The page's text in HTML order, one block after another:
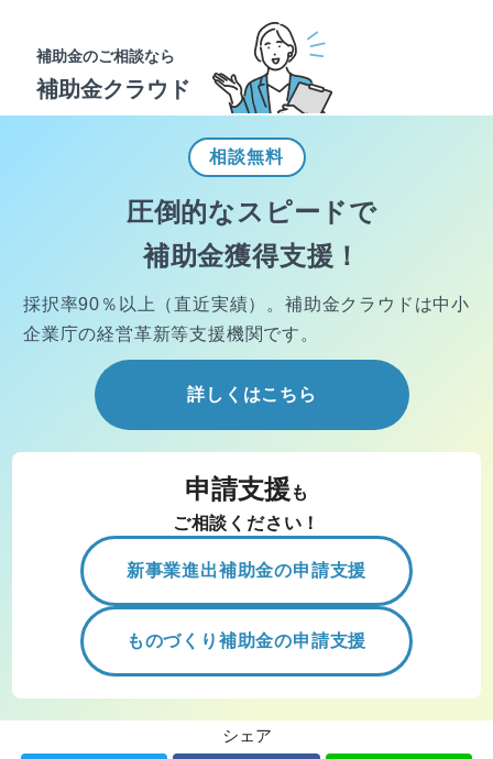
補助金のご相談なら
補助金クラウド
相談無料
圧倒的なスピードで
補助金獲得支援！
採択率90％以上（直近実績）。 補助金クラウドは中小
企業庁の経営革新等支援機関です。
詳しくはこちら
申請支援 も
ご相談ください！
新事業進出補助金の申請支援
ものづくり補助金の申請支援
シェア